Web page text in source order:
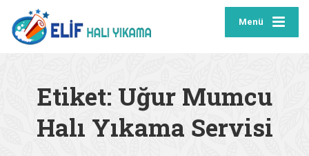
Menü
Etiket: Uğur Mumcu
Halı Yıkama Servisi